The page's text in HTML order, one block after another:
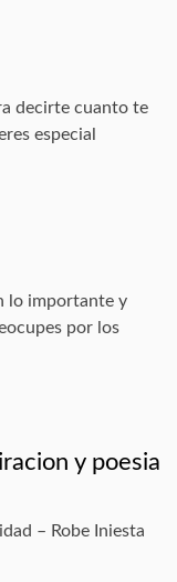
decirte cuanto te
especial
lo importante y
por los
y poesia
– Robe Iniesta